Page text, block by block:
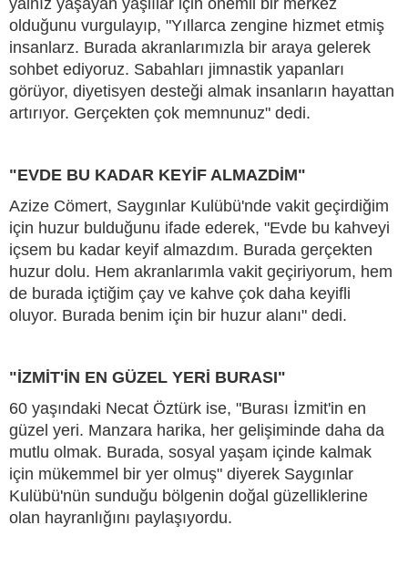
yalnız yaşayan yaşlılar için önemli bir merkez
olduğunu vurgulayıp, "Yıllarca zengine hizmet etmiş
insanlarz. Burada akranlarımızla bir araya gelerek
sohbet ediyoruz. Sabahları jimnastik yapanları
görüyor, diyetisyen desteği almak insanların hayattan
artırıyor. Gerçekten çok memnunuz" dedi.
"EVDE BU KADAR KEYİF ALMAZDİM"
Azize Cömert, Saygınlar Kulübü'nde vakit geçirdiğim
için huzur bulduğunu ifade ederek, "Evde bu kahveyi
içsem bu kadar keyif almazdım. Burada gerçekten
huzur dolu. Hem akranlarımla vakit geçiriyorum, hem
de burada içtiğim çay ve kahve çok daha keyifli
oluyor. Burada benim için bir huzur alanı" dedi.
"İZMİT'İN EN GÜZEL YERİ BURASI"
60 yaşındaki Necat Öztürk ise, "Burası İzmit'in en
güzel yeri. Manzara harika, her gelişiminde daha da
mutlu olmak. Burada, sosyal yaşam içinde kalmak
için mükemmel bir yer olmuş" diyerek Saygınlar
Kulübü'nün sunduğu bölgenin doğal güzelliklerine
olan hayranlığını paylaşıyordu.